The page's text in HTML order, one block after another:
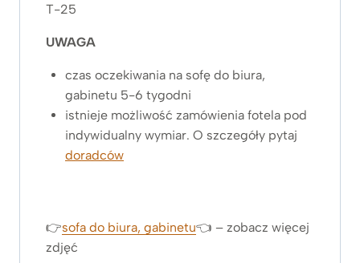
T-25
UWAGA
czas oczekiwania na sofę do biura,
gabinetu 5-6 tygodni
istnieje możliwość zamówienia fotela pod
indywidualny wymiar. O szczegóły pytaj
doradców
👉sofa do biura, gabinetu👈 – zobacz więcej
zdjęć